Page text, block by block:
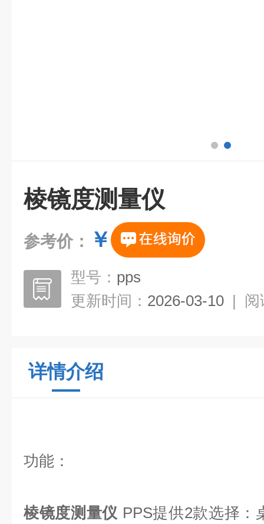
棱镜度测量仪
参考价： ￥
型号： pps
更新时间： 2026-03-10 | 阅
详情介绍
功能：
棱镜度测量仪 PPS提供2款选择：